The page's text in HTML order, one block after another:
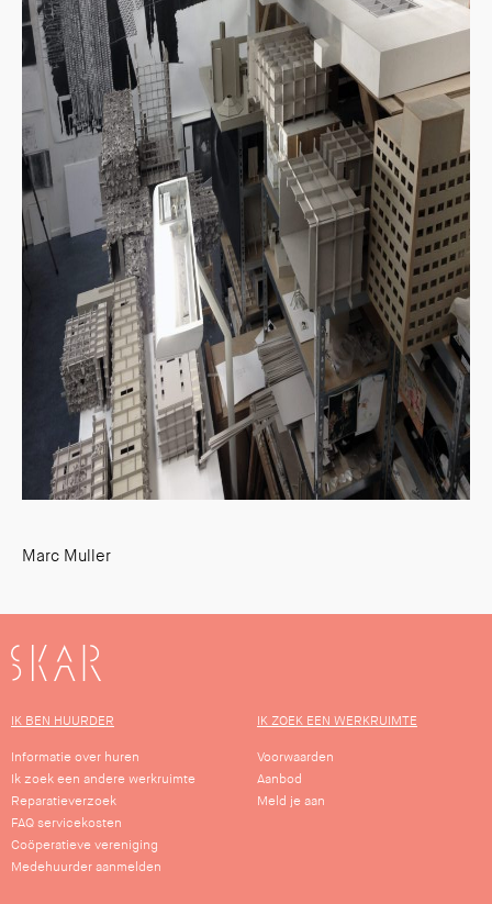
Marc Muller
SKAR
IK BEN HUURDER
Informatie over huren
Ik zoek een andere werkruimte
Reparatieverzoek
FAQ servicekosten
Coöperatieve vereniging
Medehuurder aanmelden
IK ZOEK EEN WERKRUIMTE
Voorwaarden
Aanbod
Meld je aan